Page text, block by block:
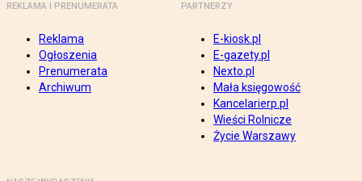
REKLAMA I PRENUMERATA
Reklama
Ogłoszenia
Prenumerata
Archiwum
PARTNERZY
E-kiosk.pl
E-gazety.pl
Nexto.pl
Mała księgowość
Kancelarierp.pl
Wieści Rolnicze
Życie Warszawy